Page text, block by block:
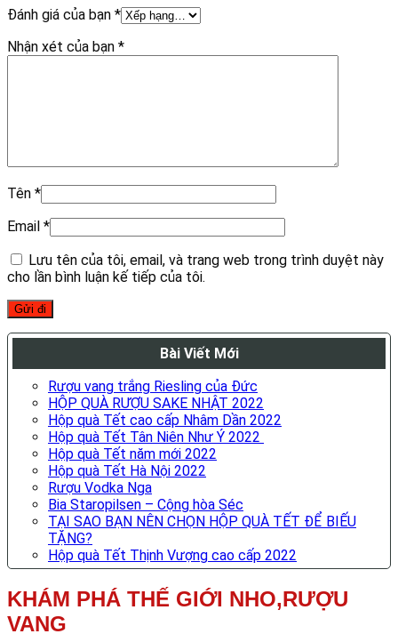
Đánh giá của bạn *
Nhận xét của bạn *
Tên *
Email *
Lưu tên của tôi, email, và trang web trong trình duyệt này
cho lần bình luận kế tiếp của tôi.
Bài Viết Mới
Rượu vang trắng Riesling của Đức
HỘP QUÀ RƯỢU SAKE NHẬT 2022
Hộp quà Tết cao cấp Nhâm Dần 2022
Hộp quà Tết Tân Niên Như Ý 2022
Hộp quà Tết năm mới 2022
Hộp quà Tết Hà Nội 2022
Rượu Vodka Nga
Bia Staropilsen – Cộng hòa Séc
TẠI SAO BẠN NÊN CHỌN HỘP QUÀ TẾT ĐỂ BIẾU
TẶNG?
Hộp quà Tết Thịnh Vượng cao cấp 2022
KHÁM PHÁ THẾ GIỚI NHO,RƯỢU
VANG